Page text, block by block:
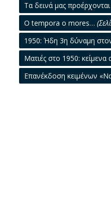
Τα δεινά μας
Ο tempora o mores…
1950: Ήδη 3η δύναμη
Ματιές στο 1950:
Επανέκδοση κειμένων